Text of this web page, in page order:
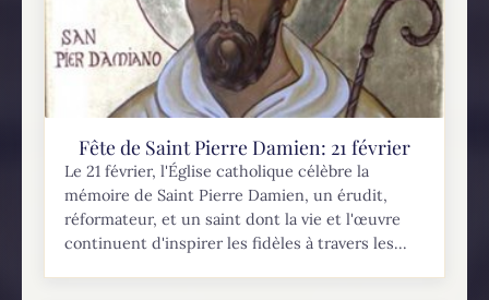
Fête de Saint Pierre Damien: 21 février
Le 21 février, l'Église catholique célèbre la
mémoire de Saint Pierre Damien, un érudit,
réformateur, et un saint dont la vie et l'œuvre
continuent d'inspirer les fidèles à travers les...